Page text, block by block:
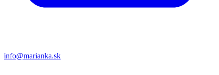
info@marianka.sk